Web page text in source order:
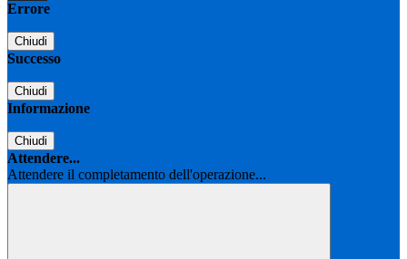
Errore
Chiudi
Successo
Chiudi
Informazione
Chiudi
Attendere...
Attendere il completamento dell'operazione...